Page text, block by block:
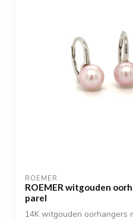
ROEMER
ROEMER witgouden
parel
14K witgouden oorhangers